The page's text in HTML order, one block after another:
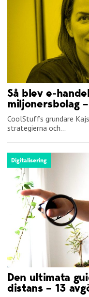
Så blev e-
miljonersbolag
CoolStuffs grundare
strategierna och...
Digitalisering
Den ultimata
distans – 13